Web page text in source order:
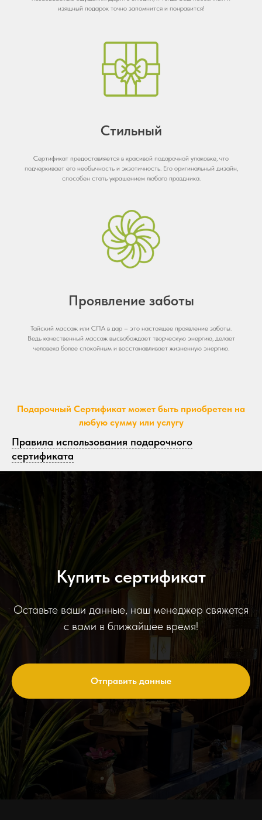
изящный подарок точно запомнится и понравится!
Стильный
Сертификат предоставляется в красивой подарочной упаковке, что
подчеркивает его необычность и экзотичность. Его оригинальный дизайн,
способен стать украшением любого праздника.
Проявление заботы
Тайский массаж или СПА в дар – это настоящее проявление заботы.
Ведь качественный массаж высвобождает творческую энергию, делает
человека более спокойным и восстанавливает жизненную энергию.
Подарочный Сертификат может быть приобретен на
любую сумму или услугу
Правила использования подарочного
сертификата
Купить сертификат
Оставьте ваши данные, наш менеджер свяжется
с вами в ближайшее время!
Отправить данные